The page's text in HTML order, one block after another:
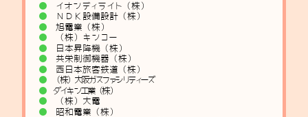
イオンディライト（株）
ＮＤＫ設備設計（株）
旭電業（株）
（株）キンコー
日本昇降機（株）
共栄制御機器（株）
西日本旅客鉄道（株）
（株）大阪ガスファシリティーズ
ダイキン工業（株）
（株）大電
昭和電業（株）